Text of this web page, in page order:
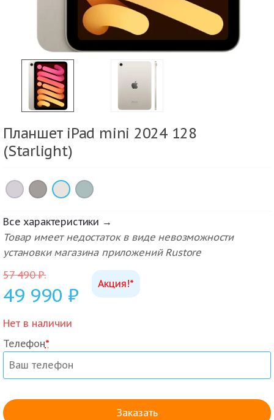
Планшет iPad mini 2024 128
(Starlight)
× × × ×
Все характеристики →
Товар имеет недостаток в виде невозможности
установки магазина приложений Rustore
Акция!*
57 490₽.
49 990 ₽
Нет в наличии
Телефон*